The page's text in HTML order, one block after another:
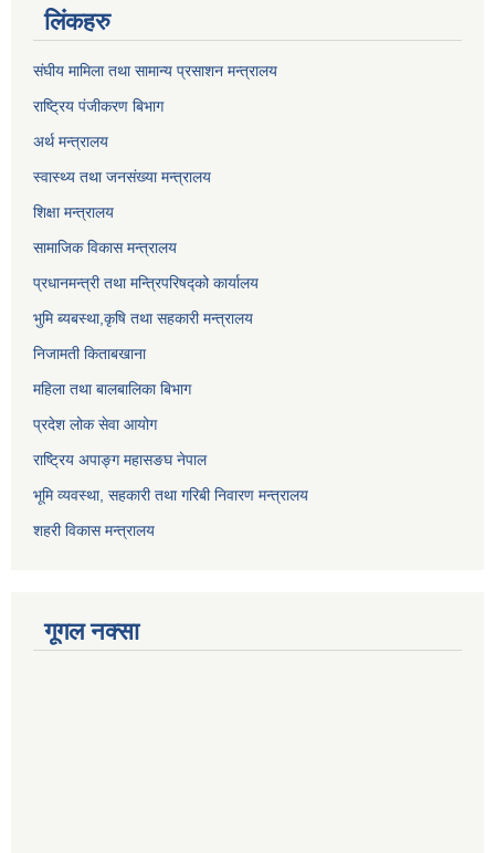
लिंकहरु
संघीय मामिला तथा सामान्य प्रसाशन मन्त्रालय
राष्ट्रिय पंजीकरण बिभाग
अर्थ मन्त्रालय
स्वास्थ्य तथा जनसंख्या मन्त्रालय
शिक्षा मन्त्रालय
सामाजिक विकास मन्त्रालय
प्रधानमन्त्री तथा मन्त्रिपरिषद्को कार्यालय
भुमि ब्यबस्था,कृषि तथा सहकारी मन्त्रालय
निजामती किताबखाना
महिला तथा बालबालिका बिभाग
प्रदेश लोक सेवा आयोग
राष्ट्रिय अपाङ्ग महासङघ नेपाल
भूमि व्यवस्था, सहकारी तथा गरिबी निवारण मन्त्रालय
शहरी विकास मन्त्रालय
गूगल नक्सा